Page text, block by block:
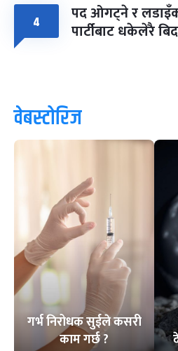
४ पद ओगट्ने र
पार्टीबाट धकेलेरै
वेबस्टोरिज
गर्भ निरोधक सुईले कसरी
काम गर्छ ?